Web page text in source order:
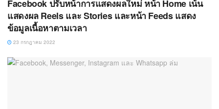
Facebook ปรับหน้าการแสดงผลใหม่ หน้า Home เน้น
แสดงผล Reels และ Stories และหน้า Feeds แสดง
ข้อมูลเนื้อหาตามเวลา
23 กรกฎาคม 2022